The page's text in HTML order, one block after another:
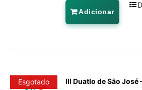
Adicionar
Esgotado
III Duatlo de São José